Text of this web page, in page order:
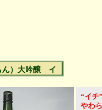
）大吟醸 イ
“イチ
やわ